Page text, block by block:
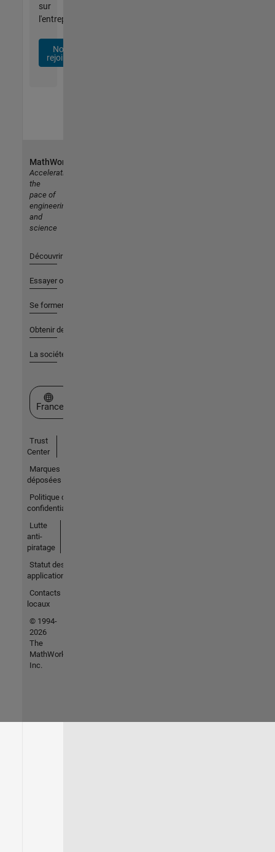
sur
l'entreprise.
Nous
rejoindre
MathWorks
Accelerating
the
pace of
engineering
and
science
Découvrir les produits
Essayer ou acheter
Se former
Obtenir de l'aide
La société
Sélectionner un site web
France
Trust
Center
Marques
déposées
Politique de
confidentialité
Lutte
anti-
piratage
Statut des
applications
Contacts
locaux
© 1994-
2026
The
MathWorks,
Inc.